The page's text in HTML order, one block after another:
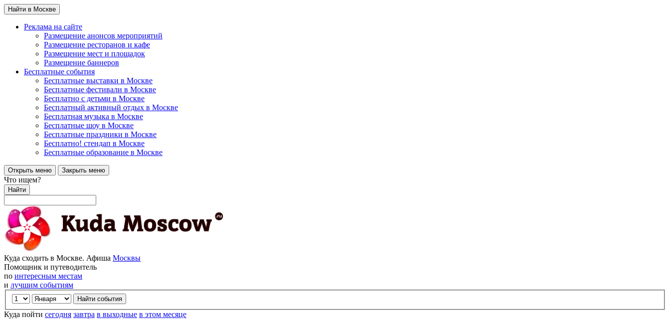
Найти в Москве
Реклама на сайте
Размещение анонсов мероприятий
Размещение ресторанов и кафе
Размещение мест и площадок
Размещение баннеров
Бесплатные события
Бесплатные выставки в Москве
Бесплатные фестивали в Москве
Бесплатно с детьми в Москве
Бесплатный активный отдых в Москве
Бесплатная музыка в Москве
Бесплатные шоу в Москве
Бесплатные праздники в Москве
Бесплатно! стендап в Москве
Бесплатные образование в Москве
Открыть меню Закрыть меню
Что ищем?
Найти
Куда сходить в Москве. Афиша Москвы
Помощник и путеводитель
по интересным местам
и лучшим событиям
Куда пойти сегодня завтра в выходные в этом месяце